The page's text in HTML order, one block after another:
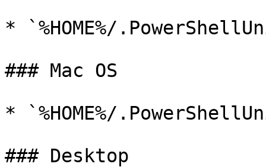
* `%HOME%/
### Mac OS
* `%HOME%/
### Desktop